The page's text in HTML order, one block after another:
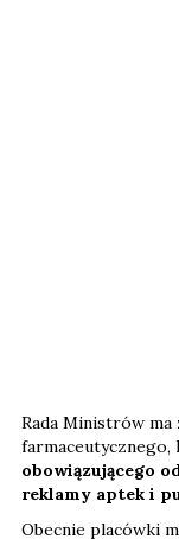
Rada Ministrów
farmaceutycznego,
obowiązującego
reklamy aptek i
Obecnie placówki